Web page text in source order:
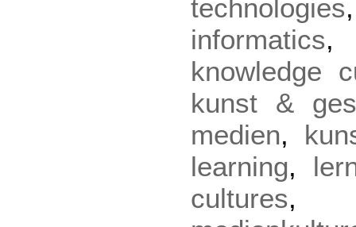
technologies
informatics
knowledge
kunst &
medien,
learning,
cultures